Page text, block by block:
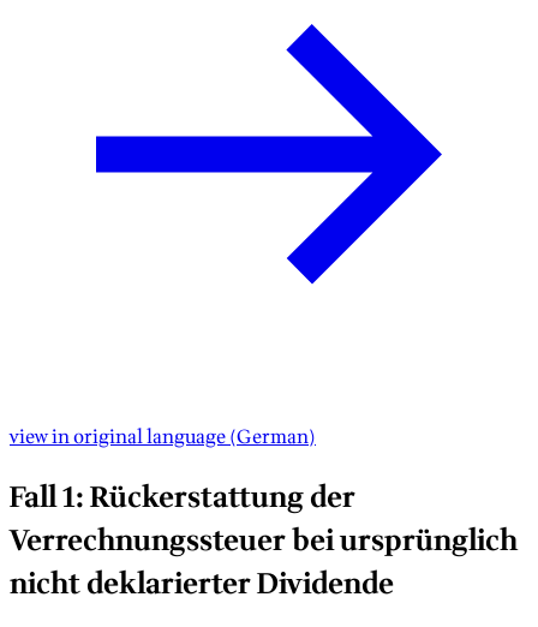
view in original language(German)
Fall 1: Rückerstattung der
Verrechnungssteuer bei ursprünglich
nicht deklarierter Dividende